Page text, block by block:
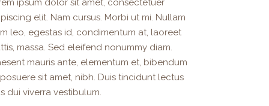
ipsum dolor sit amet, consectetuer
elit. Nam cursus. Morbi ut mi. Nullam
leo, egestas id, condimentum at, laoreet
massa. Sed eleifend nonummy diam.
mauris ante, elementum et, bibendum
sit amet, nibh. Duis tincidunt lectus
dui viverra vestibulum.